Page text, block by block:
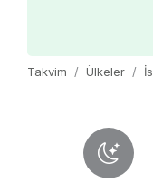
Takvim Ülkeler